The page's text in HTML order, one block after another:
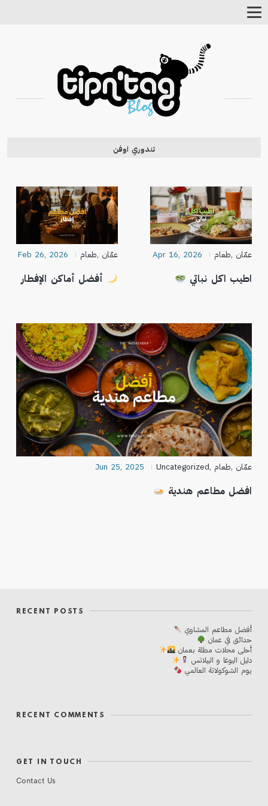
Toggle
تندوري اوفن
Apr 16, 2026 طعام, عمّان
اطيب اكل نباتي
Feb 26, 2026 طعام, عمّان
أفضل أماكن الإفطار
Jun 25, 2025 Uncategorized, طعام, عمّان
افضل مطاعم هندية
RECENT POSTS
أفضل مطاعم المشاوي
حدائق في عمان
أحلی محلات مطلة بعمان
دليل اليوغا و البيلاتس
يوم الشوكولاتة العالمي
RECENT COMMENTS
GET IN TOUCH
Contact Us